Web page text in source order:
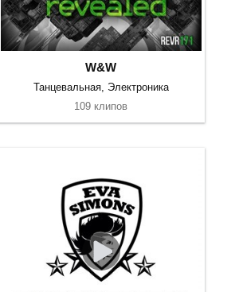
W&W
Танцевальная, Электроника
109 клипов